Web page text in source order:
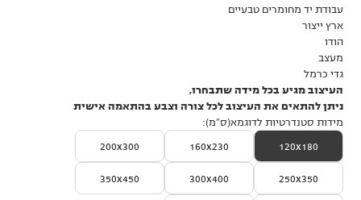
עבודת יד מחומרים טבעיים
ארץ ייצור
הודו
מעצב
גדי כרמל
העיצוב מגיע בכל מידה שתבחרו,
ניתן להתאים את העיצוב לכל צורה וצבע בהתאמה אישית
מידות סטנדרטיות לדוגמא(ס״מ):
120x180
160x230
200x300
250x350
300x400
350x450